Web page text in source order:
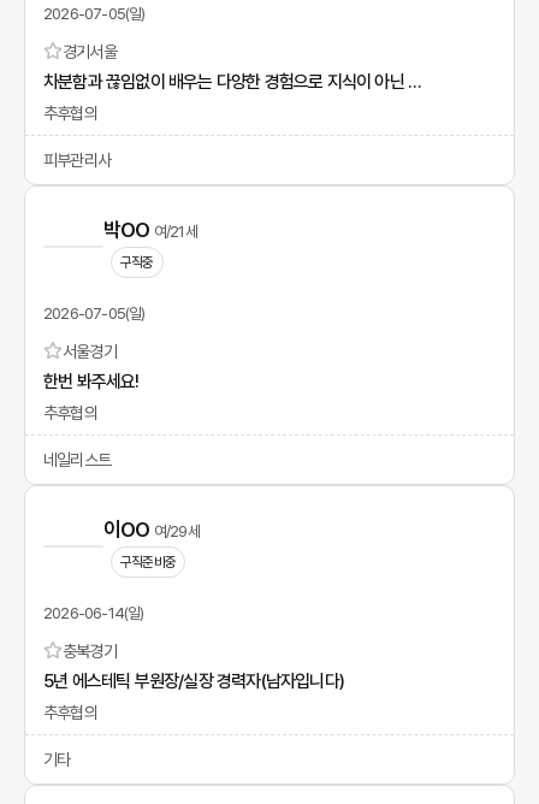
2026-07-05(일)
경기 서울
차분함과 끊임없이 배우는 다양한 경험으로 지식이 아닌 지혜로운 인재가 되겠습니다.
추후협의
피부관리사
박OO 여/21세
구직중
2026-07-05(일)
서울경기
한번 봐주세요!
추후협의
네일리스트
이OO 여/29세
구직준비중
2026-06-14(일)
충북경기
5년 에스테틱 부원장/실장 경력자(남자입니다)
추후협의
기타